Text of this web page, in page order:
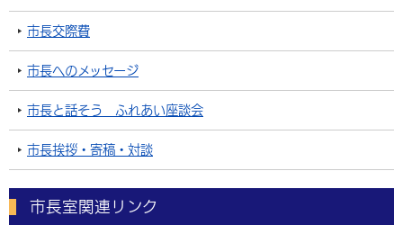
市長交際費
市長へのメッセージ
市長と話そう ふれあい座談会
市長挨拶・寄稿・対談
市長室関連リンク